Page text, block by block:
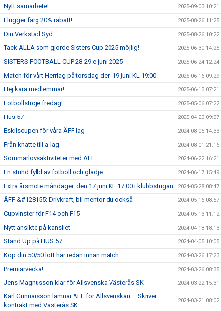
Nytt samarbete! 2025-09-03 10:21
Flügger färg 20% rabatt! 2025-08-26 11:25
Din Verkstad Syd. 2025-08-26 10:22
Tack ALLA som gjorde Sisters Cup 2025 möjlig! 2025-06-30 14:25
SISTERS FOOTBALL CUP 28-29:e juni 2025 2025-06-24 12:24
Match för vårt Herrlag på torsdag den 19 juni KL 19:00 2025-06-16 09:29
Hej kära medlemmar! 2025-06-13 07:21
Fotbollströje fredag! 2025-05-06 07:22
Hus 57 2025-04-23 09:37
Eskilscupen för våra ÄFF lag 2024-08-05 14:33
Från knatte till a-lag 2024-08-01 21:16
Sommarlovsaktiviteter med ÄFF 2024-06-22 16:21
En stund fylld av fotboll och glädje 2024-06-17 15:49
Extra årsmöte måndagen den 17 juni KL 17:00 i klubbstugan 2024-05-28 08:47
ÄFF &#128155; Drivkraft, bli mentor du också 2024-05-16 08:57
Cupvinster för F14 och F15 2024-05-13 11:12
Nytt ansikte på kansliet 2024-04-18 18:13
Stand Up på HUS 57 2024-04-05 10:05
Köp din 50/50 lott här redan innan match 2024-03-26 17:23
Premiärvecka! 2024-03-26 08:35
Jens Magnusson klar för Allsvenska Västerås SK 2024-03-22 15:31
Karl Gunnarsson lämnar ÄFF för Allsvenskan – Skriver
kontrakt med Västerås SK
2024-03-21 08:02